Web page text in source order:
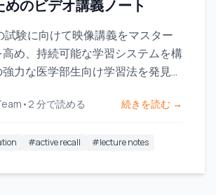
めのビデオ講義ノート
試験に向けて映像講義をマスター
高め、持続可能な学習システムを構
力な医学部生向け学習法を発見し
• 2 分で読める 続きを読む →
#active recall #lecture notes